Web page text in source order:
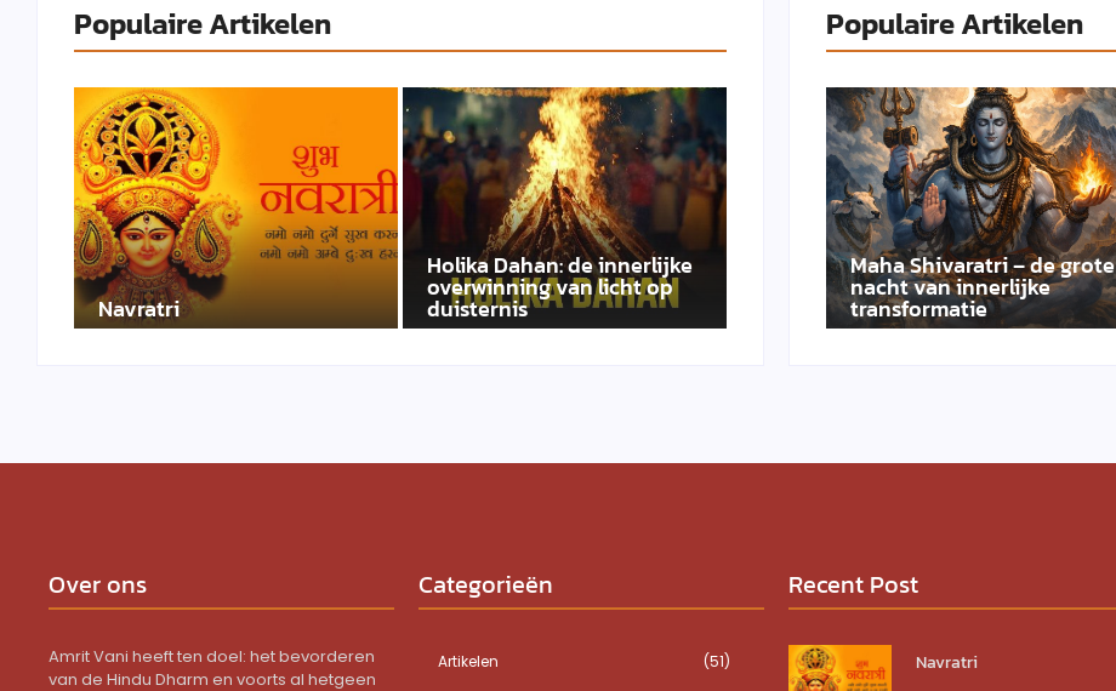
Populaire Artikelen
Navratri
Holika Dahan: de innerlijke
overwinning van licht op
duisternis
Populaire Artikelen
Maha Shivaratri – de grote
nacht van innerlijke
transformatie
Over ons
Amrit Vani heeft ten doel: het bevorderen
van de Hindu Dharm en voorts al hetgeen
Categorieën
Artikelen (51)
Recent Post
Navratri